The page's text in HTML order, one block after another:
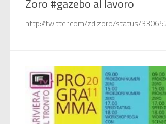
Zoro #gazebo al lavoro
http://twitter.com/zdizoro/status/